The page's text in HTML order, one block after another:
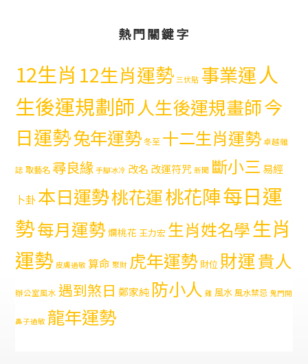
熱門關鍵字
12生肖 12生肖運勢 三伏貼 事業運人
生後運規劃師 人生後運規畫師今
日運勢兔年運勢冬至 十二生肖運勢 卓越雜
誌 取藝名 尋良緣 手腳冰冷 改名 改運符咒 新聞 斷小三易經
卜卦本日運勢桃花運桃花陣每日運
勢每月運勢 爛桃花 王力宏 生肖姓名學生肖
運勢 皮膚過敏 算命 聚財 虎年運勢 財位 財運貴人
辦公室風水 遇到煞日 鄭家純 防小人 雞 風水 風水禁忌 鬼門開
鼻子過敏 龍年運勢